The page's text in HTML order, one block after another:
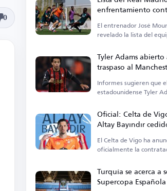
0
enfrentamiento
Ferencváros
El entrenador José
revelado la lista del
Tyler Adams
traspaso al
mientras
precio
Informes sugieren que
estadounidense Tyler
Oficial: Celta de
Altay Bayındır
Manchester United
El Celta de Vigo ha
oficialmente la
Turquía se acerca a
Supercopa